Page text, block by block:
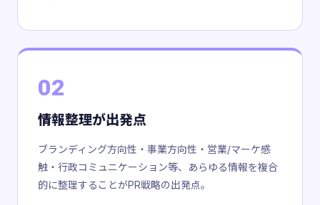
02
情報整理が出発点
ブランディング方向性・事業方向性・営業/マーケ感
触・行政コミュニケーション等、あらゆる情報を複合
的に整理することがPR戦略の出発点。